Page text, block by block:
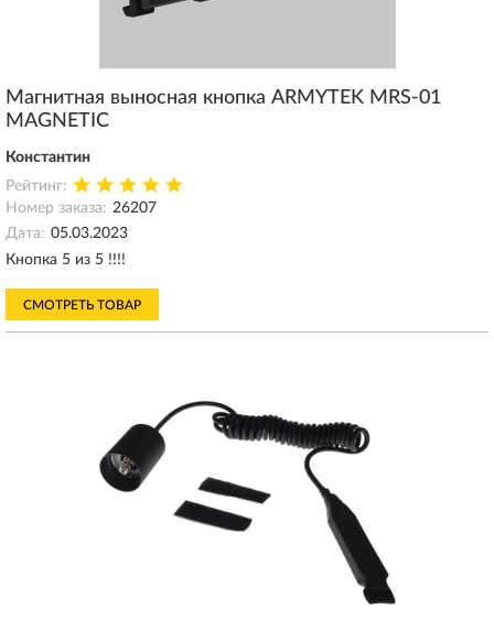
Магнитная выносная кнопка ARMYTEK MRS-01
MAGNETIC
Константин
Рейтинг:
Номер заказа: 26207
Дата: 05.03.2023
Кнопка 5 из 5 !!!!
СМОТРЕТЬ ТОВАР